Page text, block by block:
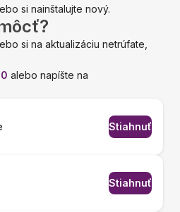
si nainštalujte nový.
si na aktualizáciu netrúfate,
alebo napíšte na
Stiahnuť
Stiahnuť